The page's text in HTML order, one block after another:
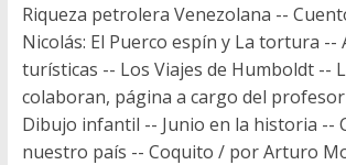
Riqueza petrolera Venezolana --
Nicolás: El Puerco espín y La tortura --
turísticas -- Los Viajes de Humboldt --
colaboran, página a cargo del
Dibujo infantil -- Junio en la historia --
nuestro país -- Coquito / por Arturo